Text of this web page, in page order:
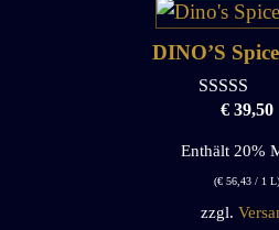
DINO’S
u
5
€ 39,50
Enthält 20%
(€ 56,43 / 1 L)
zzgl.